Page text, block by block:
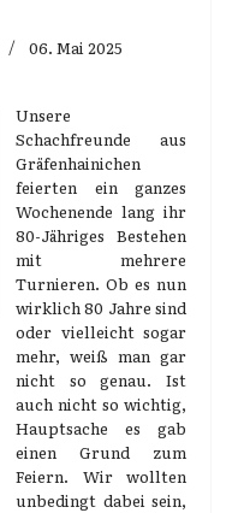
06. Mai 2025
Unsere
Schachfreunde aus
Gräfenhainichen
feierten ein ganzes
Wochenende lang ihr
80-Jähriges Bestehen
mit mehrere
Turnieren. Ob es nun
wirklich 80 Jahre sind
oder vielleicht sogar
mehr, weiß man gar
nicht so genau. Ist
auch nicht so wichtig,
Hauptsache es gab
einen Grund zum
Feiern. Wir wollten
unbedingt dabei sein,